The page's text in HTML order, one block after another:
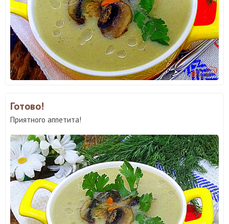
Готово!
Приятного аппетита!